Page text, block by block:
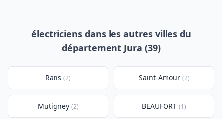
électriciens dans les autres villes du
département Jura (39)
Rans (2) Saint-Amour (2)
Mutigney (2) BEAUFORT (1)